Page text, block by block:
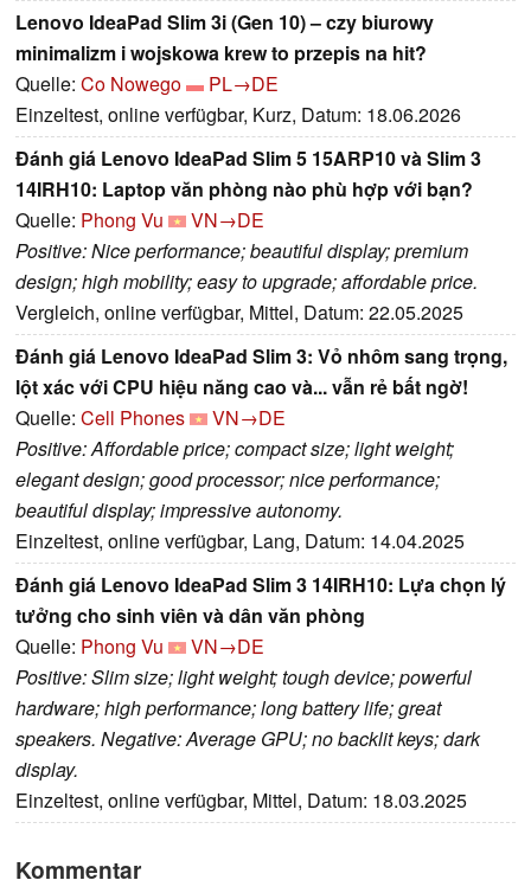
Lenovo IdeaPad Slim 3i (Gen 10) – czy biurowy
minimalizm i wojskowa krew to przepis na hit?
Quelle: Co Nowego
PL→DE
Einzeltest, online verfügbar, Kurz, Datum: 18.06.2026
Đánh giá Lenovo IdeaPad Slim 5 15ARP10 và Slim 3
14IRH10: Laptop văn phòng nào phù hợp với bạn?
Quelle: Phong Vu
VN→DE
Positive: Nice performance; beautiful display; premium
design; high mobility; easy to upgrade; affordable price.
Vergleich, online verfügbar, Mittel, Datum: 22.05.2025
Đánh giá Lenovo IdeaPad Slim 3: Vỏ nhôm sang trọng,
lột xác với CPU hiệu năng cao và... vẫn rẻ bất ngờ!
Quelle: Cell Phones
VN→DE
Positive: Affordable price; compact size; light weight;
elegant design; good processor; nice performance;
beautiful display; impressive autonomy.
Einzeltest, online verfügbar, Lang, Datum: 14.04.2025
Đánh giá Lenovo IdeaPad Slim 3 14IRH10: Lựa chọn lý
tưởng cho sinh viên và dân văn phòng
Quelle: Phong Vu
VN→DE
Positive: Slim size; light weight; tough device; powerful
hardware; high performance; long battery life; great
speakers. Negative: Average GPU; no backlit keys; dark
display.
Einzeltest, online verfügbar, Mittel, Datum: 18.03.2025
Kommentar